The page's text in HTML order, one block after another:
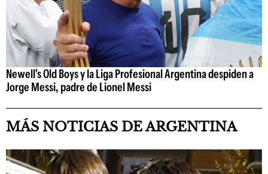
Newell's Old Boys y la Liga Profesional Argentina despiden a
Jorge Messi, padre de Lionel Messi
MÁS NOTICIAS DE ARGENTINA